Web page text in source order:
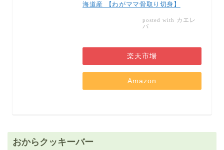
海道産 【わがママ骨取り切身】
posted with カエレ
バ
楽天市場
Amazon
おからクッキーバー